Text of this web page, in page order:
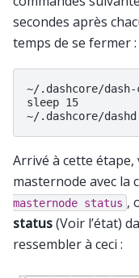
secondes après
temps de se fermer :
~/.dashcore/
sleep 15
Arrivé à cette
masternode avec la
masternode status ,
status(Voir l’état)
ressembler à ceci :